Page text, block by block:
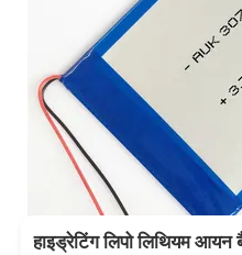
हाइड्रेटिंग लिपो लिथियम